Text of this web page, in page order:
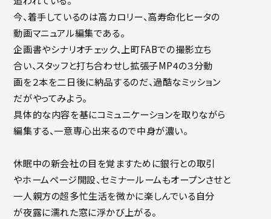
今、着手しているのは高カロリー、高寿命化ヒータの
動画マニュアル編集である。
企画書やシナリオチェック、上町FABでの撮影立ち
合い、スタッフと打ち合わせし拡張子MP4の３分動
画を２本を二日後に納品するのだ、過酷なミッション
だがやってみよう。
具体的な内容を基にコミュニケーションを取りながら
編集する、一意専心出来るので中身が濃い。
休眠中の新会社の目を覚ますために銀行との取引
やホームページ開設、セミナールームもオープンさせと
一人親方の超多忙生活を微かに楽しんでいる自分
が夜露に濡れた窓に浮かび上がる。